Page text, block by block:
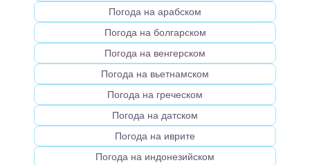
Погода на арабском
Погода на болгарском
Погода на венгерском
Погода на вьетнамском
Погода на греческом
Погода на датском
Погода на иврите
Погода на индонезийском